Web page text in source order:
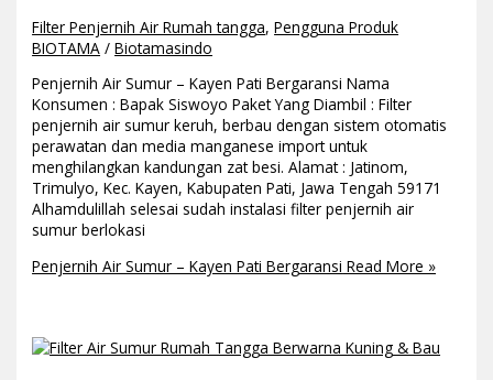
Filter Penjernih Air Rumah tangga,Pengguna Produk
BIOTAMA /Biotamasindo
Penjernih Air Sumur – Kayen Pati Bergaransi Nama
Konsumen : Bapak Siswoyo Paket Yang Diambil : Filter
penjernih air sumur keruh, berbau dengan sistem otomatis
perawatan dan media manganese import untuk
menghilangkan kandungan zat besi. Alamat : Jatinom,
Trimulyo, Kec. Kayen, Kabupaten Pati, Jawa Tengah 59171
Alhamdulillah selesai sudah instalasi filter penjernih air
sumur berlokasi
Penjernih Air Sumur – Kayen Pati Bergaransi Read More »